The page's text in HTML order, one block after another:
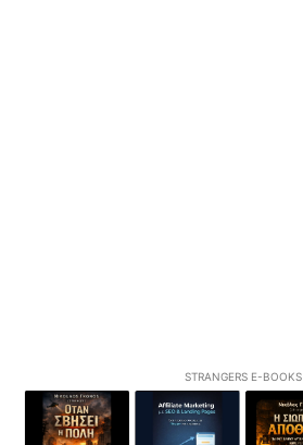
STRANGERS E-BOOKS